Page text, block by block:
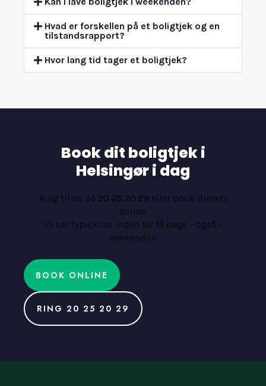
Hvad er forskellen på et boligtjek og en
tilstandsrapport?
Hvor lang tid tager et boligtjek?
Book dit boligtjek i
Helsingør i dag
Ring til os på 20 25 20 29 eller book direkte
online.
Vi har typisk tid inden for få dage – også i
weekenden.
BOOK ONLINE
RING 20 25 20 29